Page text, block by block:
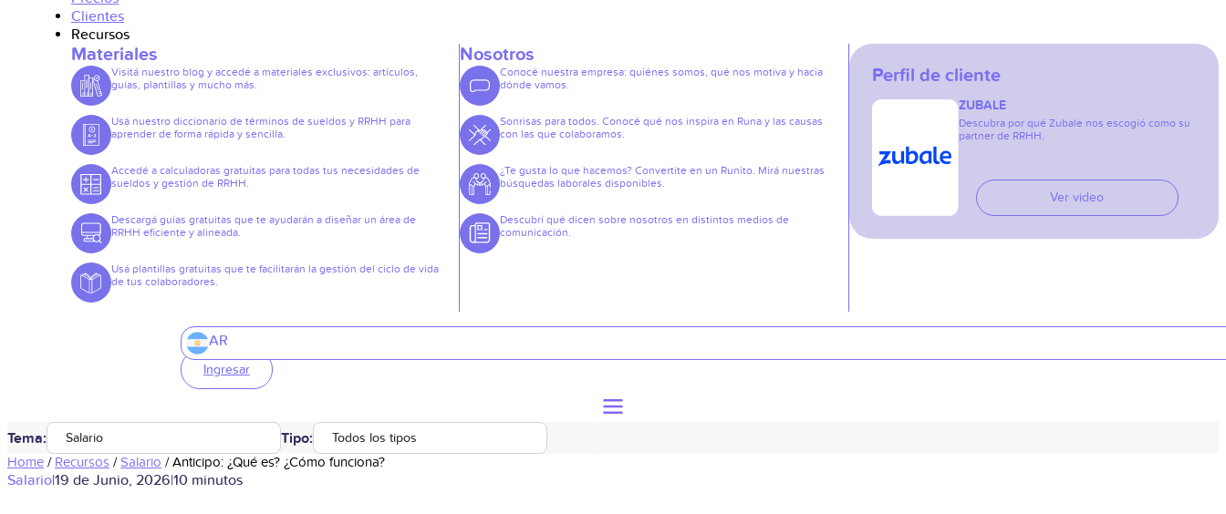
Clientes
Recursos
Materiales
Visitá nuestro blog y accedé a materiales exclusivos: artículos,
guías, plantillas y mucho más.
Usá nuestro diccionario de términos de sueldos y RRHH para
aprender de forma rápida y sencilla.
Accedé a calculadoras gratuitas para todas tus necesidades de
sueldos y gestión de RRHH.
Descargá guías gratuitas que te ayudarán a diseñar un área de
RRHH eficiente y alineada.
Usá plantillas gratuitas que te facilitarán la gestión del ciclo de vida
de tus colaboradores.
Nosotros
Conocé nuestra empresa: quiénes somos, qué nos motiva y hacia
dónde vamos.
Sonrisas para todos. Conocé qué nos inspira en Runa y las causas
con las que colaboramos.
¿Te gusta lo que hacemos? Convertite en un Runito. Mirá nuestras
búsquedas laborales disponibles.
Descubrí qué dicen sobre nosotros en distintos medios de
comunicación.
Perfil de cliente
ZUBALE
Descubra por qué Zubale nos escogió como su
partner de RRHH.
Ver video
AR
Ingresar
Tema: Salario Tipo: Todos los tipos
Home / Recursos /Salario /Anticipo: ¿Qué es? ¿Cómo funciona?
Salario|19 de Junio, 2026|10 minutos